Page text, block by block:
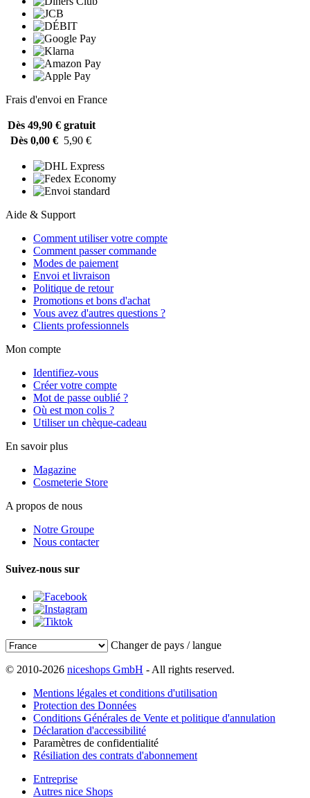
Frais d'envoi en France
Dès 49,90 € gratuit
Dès 0,00 € 5,90 €
Aide & Support
Comment utiliser votre compte
Comment passer commande
Modes de paiement
Envoi et livraison
Politique de retour
Promotions et bons d'achat
Vous avez d'autres questions ?
Clients professionnels
Mon compte
Identifiez-vous
Créer votre compte
Mot de passe oublié ?
Où est mon colis ?
Utiliser un chèque-cadeau
En savoir plus
Magazine
Cosmeterie Store
A propos de nous
Notre Groupe
Nous contacter
Suivez-nous sur
Changer de pays / langue
© 2010-2026 niceshops GmbH - All rights reserved.
Mentions légales et conditions d'utilisation
Protection des Données
Conditions Générales de Vente et politique d'annulation
Déclaration d'accessibilité
Paramètres de confidentialité
Résiliation des contrats d'abonnement
Entreprise
Autres nice Shops